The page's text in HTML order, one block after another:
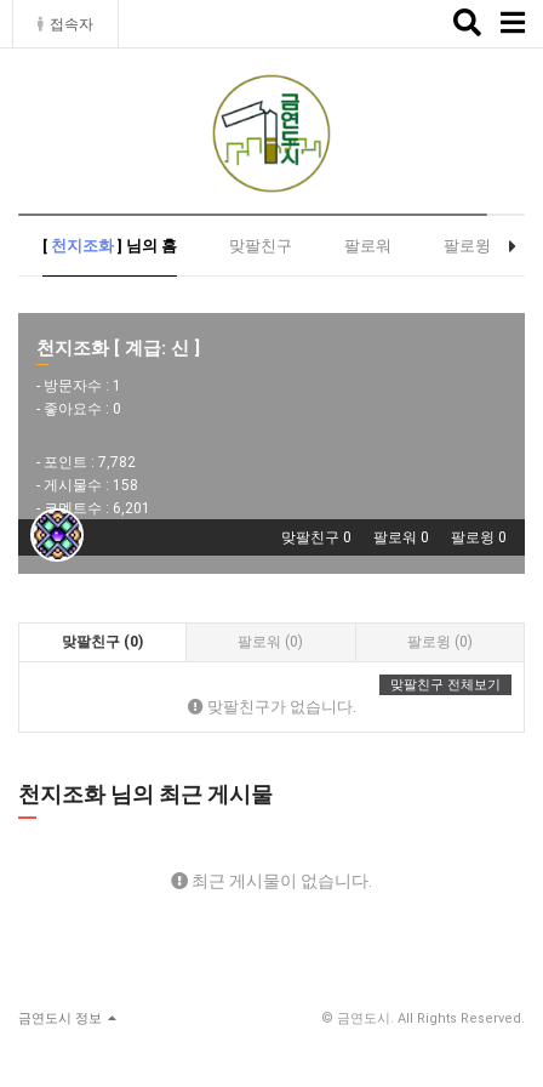
접속자
Toggle
[ 천지조화] 님의 홈 맞팔친구 팔로워 팔로윙
천지조화 [ 계급: 신 ]
- 방문자수 : 1
- 좋아요수 : 0
- 포인트 : 7,782
- 게시물수 : 158
- 코멘트수 : 6,201
맞팔친구 0
팔로워 0 팔로윙 0
맞팔친구 (0) 팔로워 (0) 팔로윙 (0)
맞팔친구 전체보기
맞팔친구가 없습니다.
천지조화 님의 최근 게시물
최근 게시물이 없습니다.
금연도시 정보 © 금연도시. All Rights Reserved.